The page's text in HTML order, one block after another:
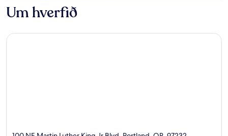
Um hverfið